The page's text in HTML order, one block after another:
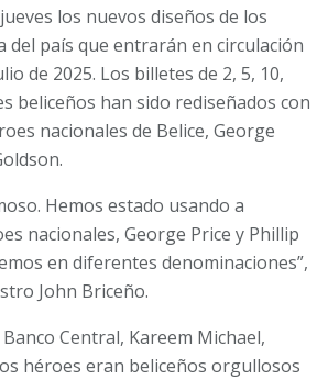
los nuevos diseños de los
del país que entrarán en circulación
de 2025. Los billetes de 2, 5, 10,
beliceños han sido rediseñados con
nacionales de Belice, George
Hemos estado usando a
nacionales, George Price y Phillip
en diferentes denominaciones”,
John Briceño.
Central, Kareem Michael,
héroes eran beliceños orgullosos